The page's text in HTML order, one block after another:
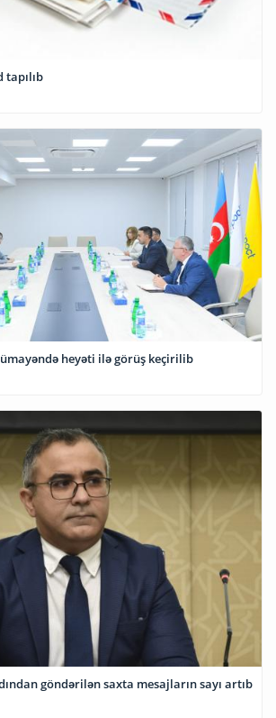
tapılıb
heyəti ilə görüş keçirilib
göndərilən saxta mesajların sayı artıb